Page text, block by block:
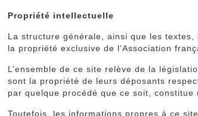
Propriété intellectuelle
La structure générale, ainsi que les
la propriété exclusive de l’Association
L’ensemble de ce site relève de la
sont la propriété de leurs déposants
par quelque procédé que ce soit,
Toutefois, les informations propres à ce